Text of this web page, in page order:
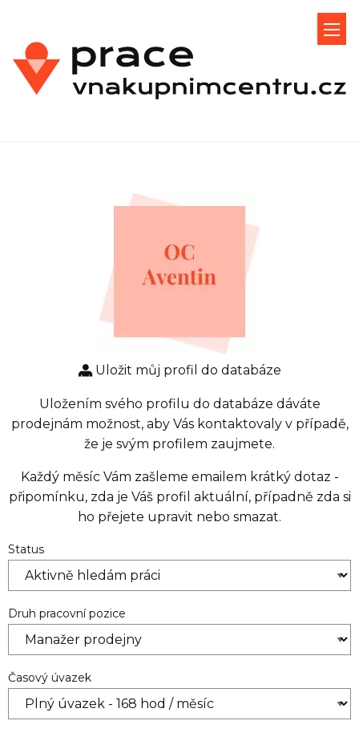
Uložit můj profil do databáze
Uložením svého profilu do databáze dáváte
prodejnám možnost, aby Vás kontaktovaly v případě,
že je svým profilem zaujmete.
Každý měsíc Vám zašleme emailem krátký dotaz -
připomínku, zda je Váš profil aktuální, případně zda si
ho přejete upravit nebo smazat.
Status
Druh pracovní pozice
Časový úvazek